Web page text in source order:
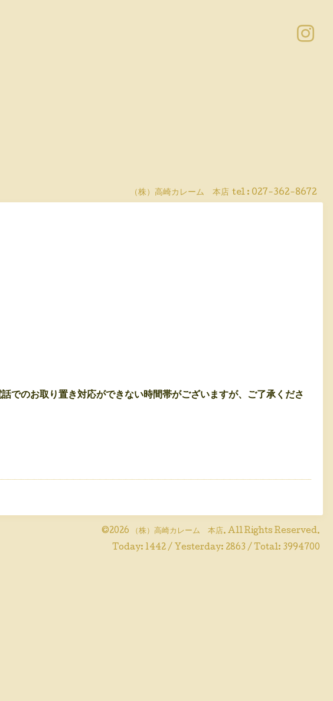
（株）高崎カレーム 本店 tel : 027-362-8672
のお取り置き対応ができない時間帯がございますが、ご了承くださ
©2026 （株）高崎カレーム 本店. All Rights Reserved.
Today: 1442 / Yesterday: 2863 / Total: 3994700